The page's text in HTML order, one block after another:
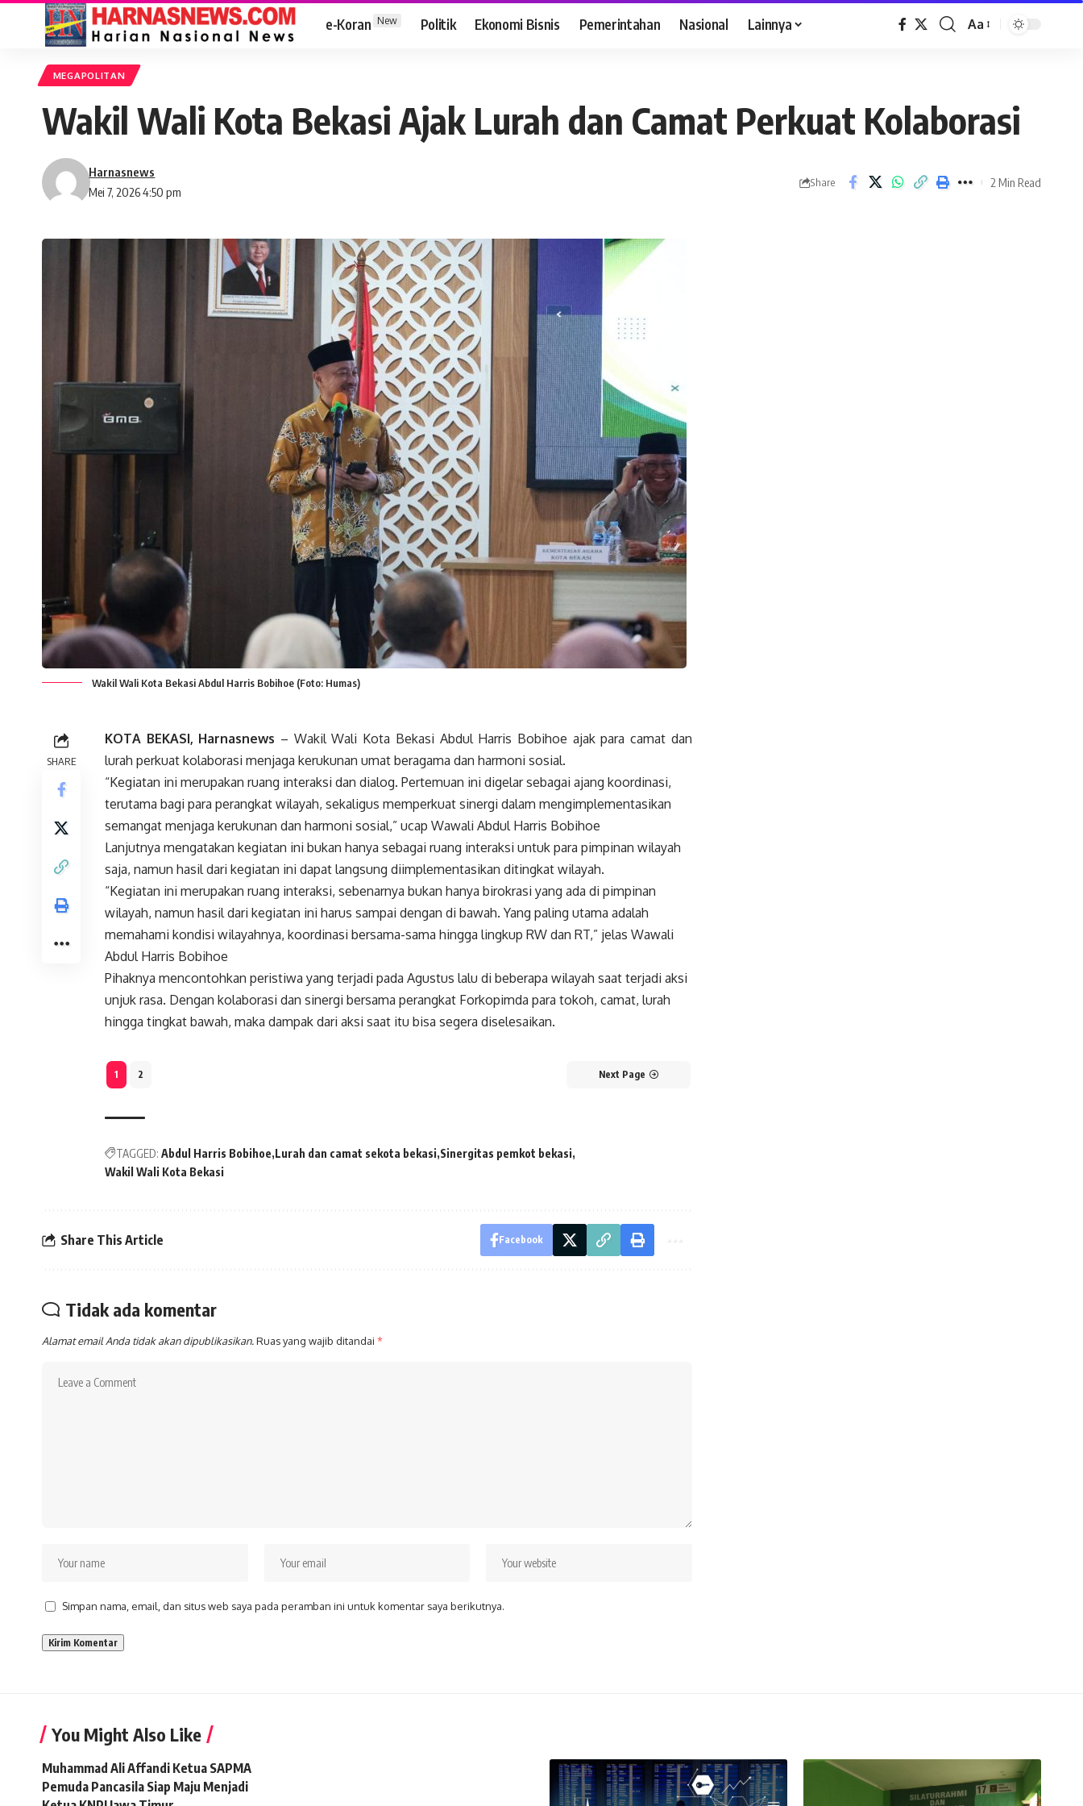
e-Koran New Politik Ekonomi Bisnis Pemerintahan Nasional Lainnya Aa
MEGAPOLITAN
Wakil Wali Kota Bekasi Ajak Lurah dan Camat Perkuat Kolaborasi
Mei 7, 2026 4:50 pm
Harnasnews
Share 2 Min Read
Wakil Wali Kota Bekasi Abdul Harris Bobihoe (Foto: Humas)
SHARE
KOTA BEKASI, Harnasnews – Wakil Wali Kota Bekasi Abdul Harris Bobihoe ajak para camat dan
lurah perkuat kolaborasi menjaga kerukunan umat beragama dan harmoni sosial.
“Kegiatan ini merupakan ruang interaksi dan dialog. Pertemuan ini digelar sebagai ajang koordinasi,
terutama bagi para perangkat wilayah, sekaligus memperkuat sinergi dalam mengimplementasikan
semangat menjaga kerukunan dan harmoni sosial,” ucap Wawali Abdul Harris Bobihoe
Lanjutnya mengatakan kegiatan ini bukan hanya sebagai ruang interaksi untuk para pimpinan wilayah
saja, namun hasil dari kegiatan ini dapat langsung diimplementasikan ditingkat wilayah.
“Kegiatan ini merupakan ruang interaksi, sebenarnya bukan hanya birokrasi yang ada di pimpinan
wilayah, namun hasil dari kegiatan ini harus sampai dengan di bawah. Yang paling utama adalah
memahami kondisi wilayahnya, koordinasi bersama-sama hingga lingkup RW dan RT,” jelas Wawali
Abdul Harris Bobihoe
Pihaknya mencontohkan peristiwa yang terjadi pada Agustus lalu di beberapa wilayah saat terjadi aksi
unjuk rasa. Dengan kolaborasi dan sinergi bersama perangkat Forkopimda para tokoh, camat, lurah
hingga tingkat bawah, maka dampak dari aksi saat itu bisa segera diselesaikan.
1 2 Next Page
TAGGED: Abdul Harris Bobihoe Lurah dan camat sekota bekasi Sinergitas pemkot bekasi
Wakil Wali Kota Bekasi
Share This Article Facebook
Tidak ada komentar
Alamat email Anda tidak akan dipublikasikan.Ruas yang wajib ditandai *
Simpan nama, email, dan situs web saya pada peramban ini untuk komentar saya berikutnya.
You Might Also Like
Muhammad Ali Affandi Ketua SAPMA
Pemuda Pancasila Siap Maju Menjadi